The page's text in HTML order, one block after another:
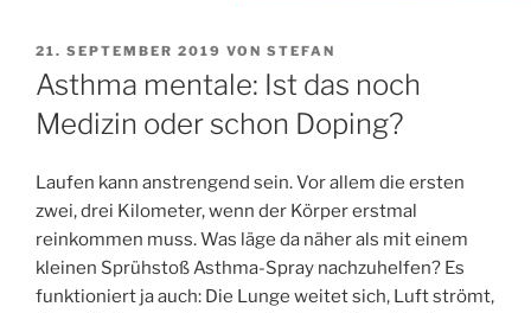
VERÖFFENTLICHT
AM
21. SEPTEMBER 2019 VON STEFAN
Asthma mentale: Ist das noch
Medizin oder schon Doping?
Laufen kann anstrengend sein. Vor allem die ersten
zwei, drei Kilometer, wenn der Körper erstmal
reinkommen muss. Was läge da näher als mit einem
kleinen Sprühstoß Asthma-Spray nachzuhelfen? Es
funktioniert ja auch: Die Lunge weitet sich, Luft strömt,